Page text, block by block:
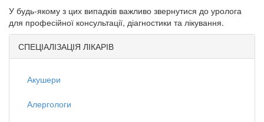
У будь-якому з цих випадків важливо звернутися до уролога
для професійної консультації, діагностики та лікування.
СПЕЦІАЛІЗАЦІЯ ЛІКАРІВ
Акушери
Алергологи